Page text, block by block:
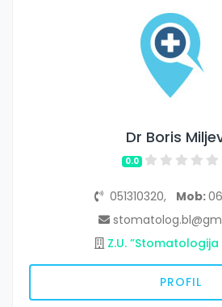
Dr Boris
0.0
051310320, Mob:
Z.U. ”Stomatologija
PROFIL